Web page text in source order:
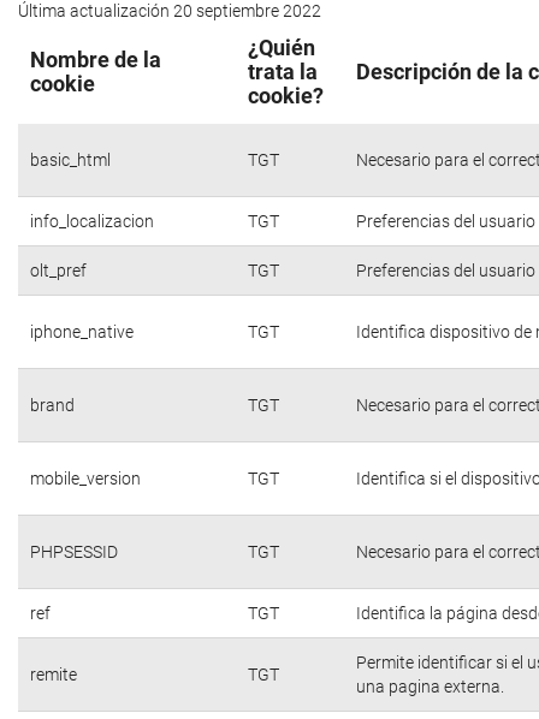
Última actualización 20 septiembre 2022
Nombre de la
cookie
¿Quién
trata la
cookie?
Descripción de la
basic_html TGT Necesario para el
info_localizacion TGT Preferencias del
olt_pref TGT Preferencias del
iphone_native TGT Identifica dispositivo de
brand TGT Necesario para el
mobile_version TGT Identifica si el
PHPSESSID TGT Necesario para el
ref TGT Identifica la página
remite TGT
Permite identificar si el
una pagina externa.